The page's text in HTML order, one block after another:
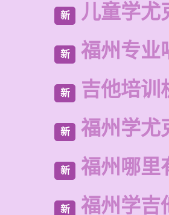
新 儿童学尤
新 福州专业
新 吉他培训
新 福州学尤
新 福州哪里
新 福州学吉